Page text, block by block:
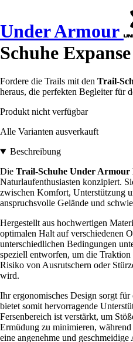
Under Armour
Schuhe Expanse
Fordere die Trails mit den Trail-
heraus, die perfekten Begleiter für
Produkt nicht verfügbar
Alle Varianten ausverkauft
Beschreibung
Die Trail-Schuhe Under Armour
Naturlaufenthusiasten konzipiert.
zwischen Komfort, Unterstützung
anspruchsvolle Gelände und
Hergestellt aus hochwertigen
optimalen Halt auf verschiedenen
unterschiedlichen Bedingungen
speziell entworfen, um die
Risiko von Ausrutschern oder
wird.
Ihr ergonomisches Design sorgt
bietet somit hervorragende
Fersenbereich ist verstärkt, um
Ermüdung zu minimieren,
eine angenehme und